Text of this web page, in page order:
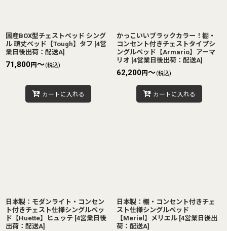
国産BOX型チェストベッド シング
ル 頑丈ベッド【Tough】タフ [4営
業日後出荷：配送A]
71,800円～(税込)
カートに入れる
かっこいいブラックカラー！棚・
コンセント付きチェストタイプシ
ングルベッド【Armario】アーマ
リオ [4営業日後出荷：配送A]
62,200円～(税込)
カートに入れる
日本製：モダンライト・コンセン
ト付きチェスト仕様シングルベッ
ド【Huette】ヒュッテ [4営業日後
出荷：配送A]
日本製：棚・コンセント付きチェ
スト仕様シングルベッド
【Meriel】メリエル [4営業日後出
荷：配送A]